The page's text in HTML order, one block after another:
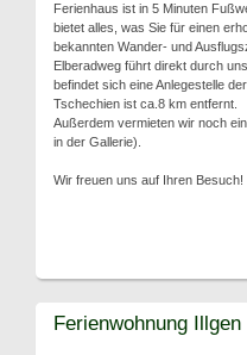
Ferienhaus ist in 5 Minuten
bietet alles, was Sie für einen
bekannten Wander- und
Elberadweg führt direkt durch
befindet sich eine Anlegestelle
Tschechien ist ca.8 km entfernt.
Außerdem vermieten wir noch
in der Gallerie).
Wir freuen uns auf Ihren Besuch!
Ferienwohnung Illgen